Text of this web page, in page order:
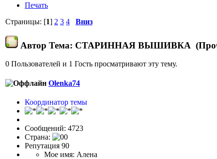
Печать
Страницы: [1] 2 3 4 Вниз
Автор Тема: СТАРИННАЯ ВЫШИВКА
0 Пользователей и 1 Гость просматривают эту тему.
Olenka74
Координатор темы
Сообщений: 4723
Страна:
Репутация 90
Мое имя: Алена